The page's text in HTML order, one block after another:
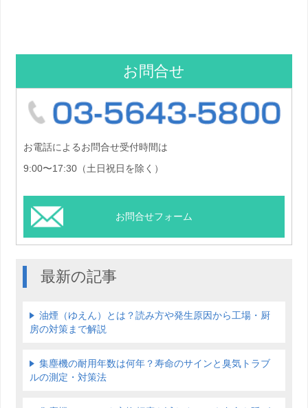
お問合せ
お電話によるお問合せ受付時間は
9:00〜17:30（土日祝日を除く）
お問合せフォーム
最新の記事
油煙（ゆえん）とは？読み方や発生原因から工場・厨
房の対策まで解説
集塵機の耐用年数は何年？寿命のサインと臭気トラブ
ルの測定・対策法